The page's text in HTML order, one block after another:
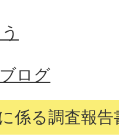
ログ
係る調査報